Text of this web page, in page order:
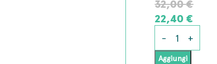
32,00€
22,40€
Aggiungi